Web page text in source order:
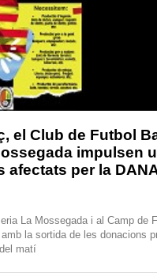
el Club de Futbol
impulsen
afectats per la
La Mossegada i al Camp de
la sortida de les donacions
matí